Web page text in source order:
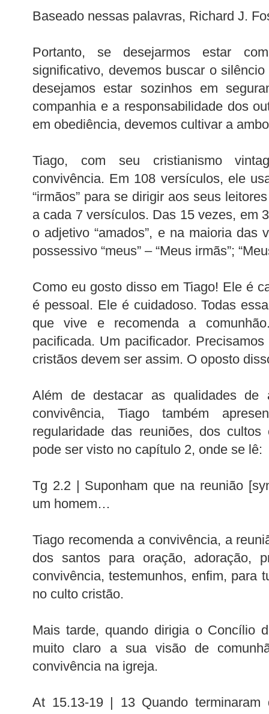
Baseado nessas palavras, Richard J.
Portanto, se desejarmos estar
significativo, devemos buscar o
desejamos estar sozinhos em
companhia e a responsabilidade dos
em obediência, devemos cultivar a
Tiago, com seu cristianismo
convivência. Em 108 versículos, ele
“irmãos” para se dirigir aos seus
a cada 7 versículos. Das 15 vezes, em
o adjetivo “amados”, e na maioria das
possessivo “meus” – “Meus irmãs”;
Como eu gosto disso em Tiago! Ele é
é pessoal. Ele é cuidadoso. Todas
que vive e recomenda a
pacificada. Um pacificador.
cristãos devem ser assim. O oposto
Além de destacar as qualidades de
convivência, Tiago também
regularidade das reuniões, dos
pode ser visto no capítulo 2, onde se lê:
Tg 2.2 | Suponham que na reunião
um homem…
Tiago recomenda a convivência, a
dos santos para oração, adoração,
convivência, testemunhos, enfim, para
no culto cristão.
Mais tarde, quando dirigia o Concílio
muito claro a sua visão de
convivência na igreja.
At 15.13-19 | 13 Quando